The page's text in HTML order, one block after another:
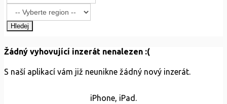
Hledej
Žádný vyhovující inzerát nenalezen :(
S naší aplikací vám již neunikne žádný nový inzerát.
iPhone, iPad.